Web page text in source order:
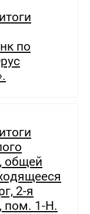
по
общей
2-я
пом. 1-Н.